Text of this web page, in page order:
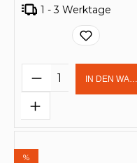
1 - 3 Werktage
ProduktIN DEN
%